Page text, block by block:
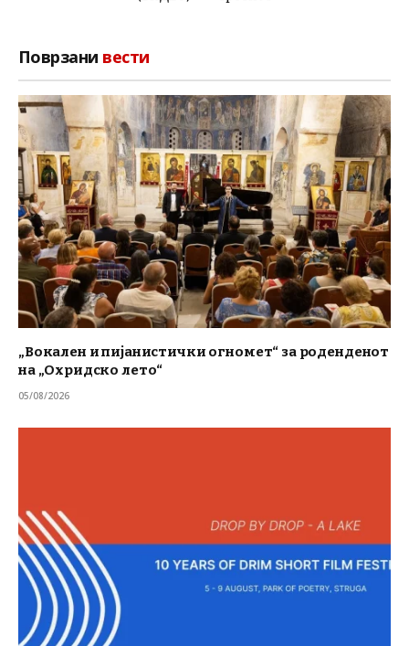
Поврзани вести
„Вокален и пијанистички огномет“ за роденденот
на „Охридско лето“
05/08/2026